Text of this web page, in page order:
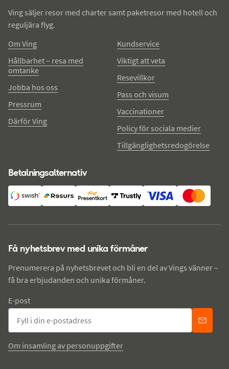
Ving säljer resor med charter samt paketresor med hotell och
reguljära flyg.
Om Ving
Hållbarhet – resa med
omtanke
Jobba hos oss
Pressrum
Därför Ving
Kundservice
Viktigt att veta
Resevillkor
Pass och visum
Vaccinationer
Policy för sociala medier
Tillgänglighetsredogörelse
Betalningsalternativ
Få nyhetsbrev med unika förmåner
Prenumerera på nyhetsbrevet och bli en del av Vings vänner –
få bra erbjudanden och unika förmåner.
E-post
Om insamling av personuppgifter